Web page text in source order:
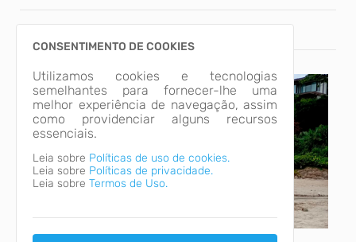
INÍCIO MÍDIAS
A Secretaria de Infraestrutura, nesta quinta-feira (9),
CONSENTIMENTO DE COOKIES
Utilizamos cookies e tecnologias
semelhantes para fornecer-lhe uma
melhor experiência de navegação, assim
como providenciar alguns recursos
essenciais.
Leia sobre Políticas de uso de cookies.
Leia sobre Políticas de privacidade.
Leia sobre Termos de Uso.